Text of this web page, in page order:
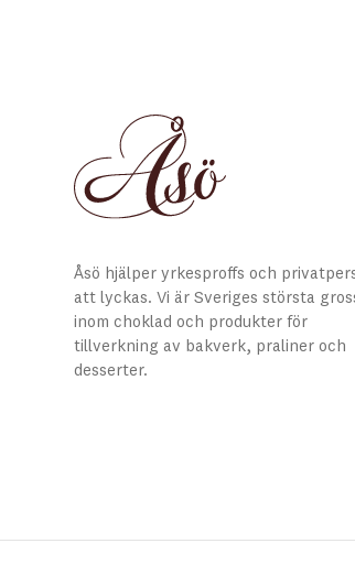
Åsö hjälper yrkesproffs och
att lyckas. Vi är Sveriges största
inom choklad och produkter för
tillverkning av bakverk, praliner och
desserter.